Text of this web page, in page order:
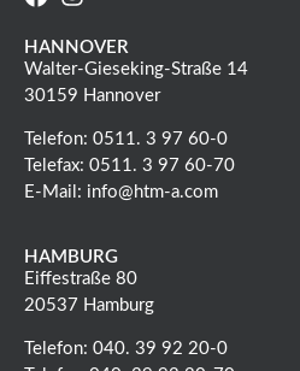
HANNOVER
Walter-Gieseking-Straße 14
30159 Hannover
Telefon: 0511. 3 97 60-0
Telefax: 0511. 3 97 60-70
E-Mail: info@htm-a.com
HAMBURG
Eiffestraße 80
20537 Hamburg
Telefon: 040. 39 92 20-0